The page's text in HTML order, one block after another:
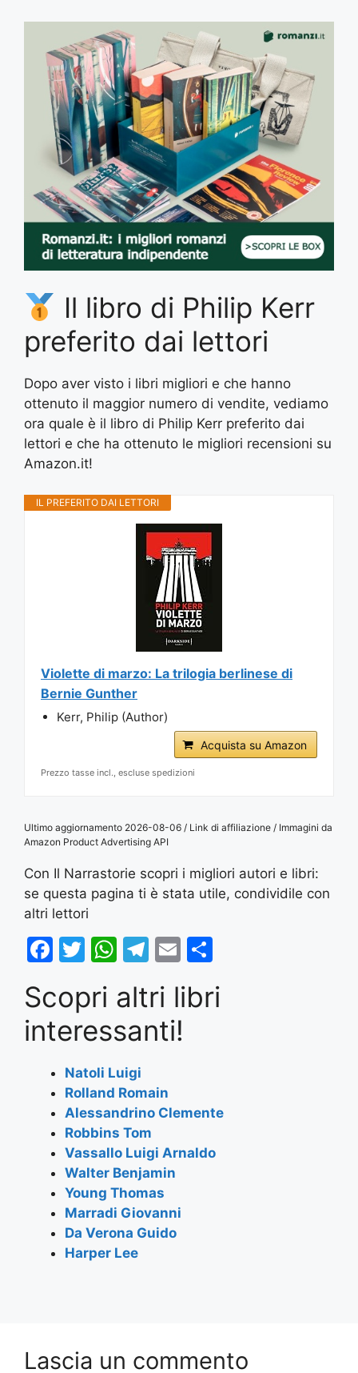
Il libro di Philip Kerr
preferito dai lettori
Dopo aver visto i libri migliori e che hanno
ottenuto il maggior numero di vendite, vediamo
ora quale è il libro di Philip Kerr preferito dai
lettori e che ha ottenuto le migliori recensioni su
Amazon.it!
IL PREFERITO DAI LETTORI
Violette di marzo: La trilogia berlinese di
Bernie Gunther
Kerr, Philip (Author)
Acquista su Amazon
Prezzo tasse incl., escluse spedizioni
Ultimo aggiornamento 2026-08-06 / Link di affiliazione / Immagini da
Amazon Product Advertising API
Con Il Narrastorie scopri i migliori autori e libri:
se questa pagina ti è stata utile, condividile con
altri lettori
F
c
e
b
o
o
k
T
itt
er
W
at
s
A
p
p
T
e
gr
a
E
ai
l
ar
Scopri altri libri
interessanti!
Natoli Luigi
Rolland Romain
Alessandrino Clemente
Robbins Tom
Vassallo Luigi Arnaldo
Walter Benjamin
Young Thomas
Marradi Giovanni
Da Verona Guido
Harper Lee
Lascia un commento